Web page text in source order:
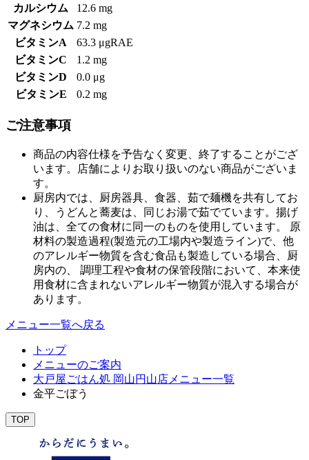
カルシウム
12.6 mg
マグネシウム 7.2 mg
ビタミンA
63.3 μgRAE
ビタミンC
1.2 mg
ビタミンD
0.0 μg
ビタミンE
0.2 mg
ご注意事項
商品の内容仕様を予告なく変更、終了することがござ
います。店舗によりお取り扱いのない商品がございま
す。
厨房内では、厨房器具、食器、茹で麺機を共有してお
り、うどんと蕎麦は、同じお湯で茹でています。揚げ
油は、全ての食材に同一のものを使用しています。 原
材料の製造過程(製造元の工場内や製造ライン)で、他
のアレルギー物質を含む食品も製造している場合、厨
房内の、 調理工程や食材の保管段階において、本来使
用食材に含まれないアレルギー物質が混入する場合が
あります。
メニュー一覧へ戻る
トップ
メニューのご案内
大戸屋ごはん処 岡山円山店メニュー一覧
金平ごぼう
TOP